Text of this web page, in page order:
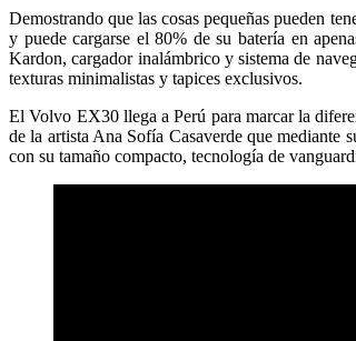
Demostrando que las cosas pequeñas pueden
y puede cargarse el 80% de su batería en
Kardon, cargador inalámbrico y sistema de
texturas minimalistas y tapices exclusivos.
El Volvo EX30 llega a Perú para marcar la
de la artista Ana Sofía Casaverde que mediante
con su tamaño compacto, tecnología de